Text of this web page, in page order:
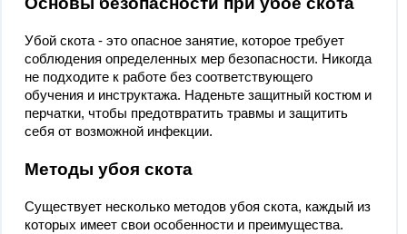
Убой скота - это опасное занятие, которое требует
соблюдения определенных мер безопасности. Никогда
не подходите к работе без соответствующего
обучения и инструктажа. Наденьте защитный костюм и
перчатки, чтобы предотвратить травмы и защитить
себя от возможной инфекции.
Методы убоя скота
Существует несколько методов убоя скота, каждый из
которых имеет свои особенности и преимущества.